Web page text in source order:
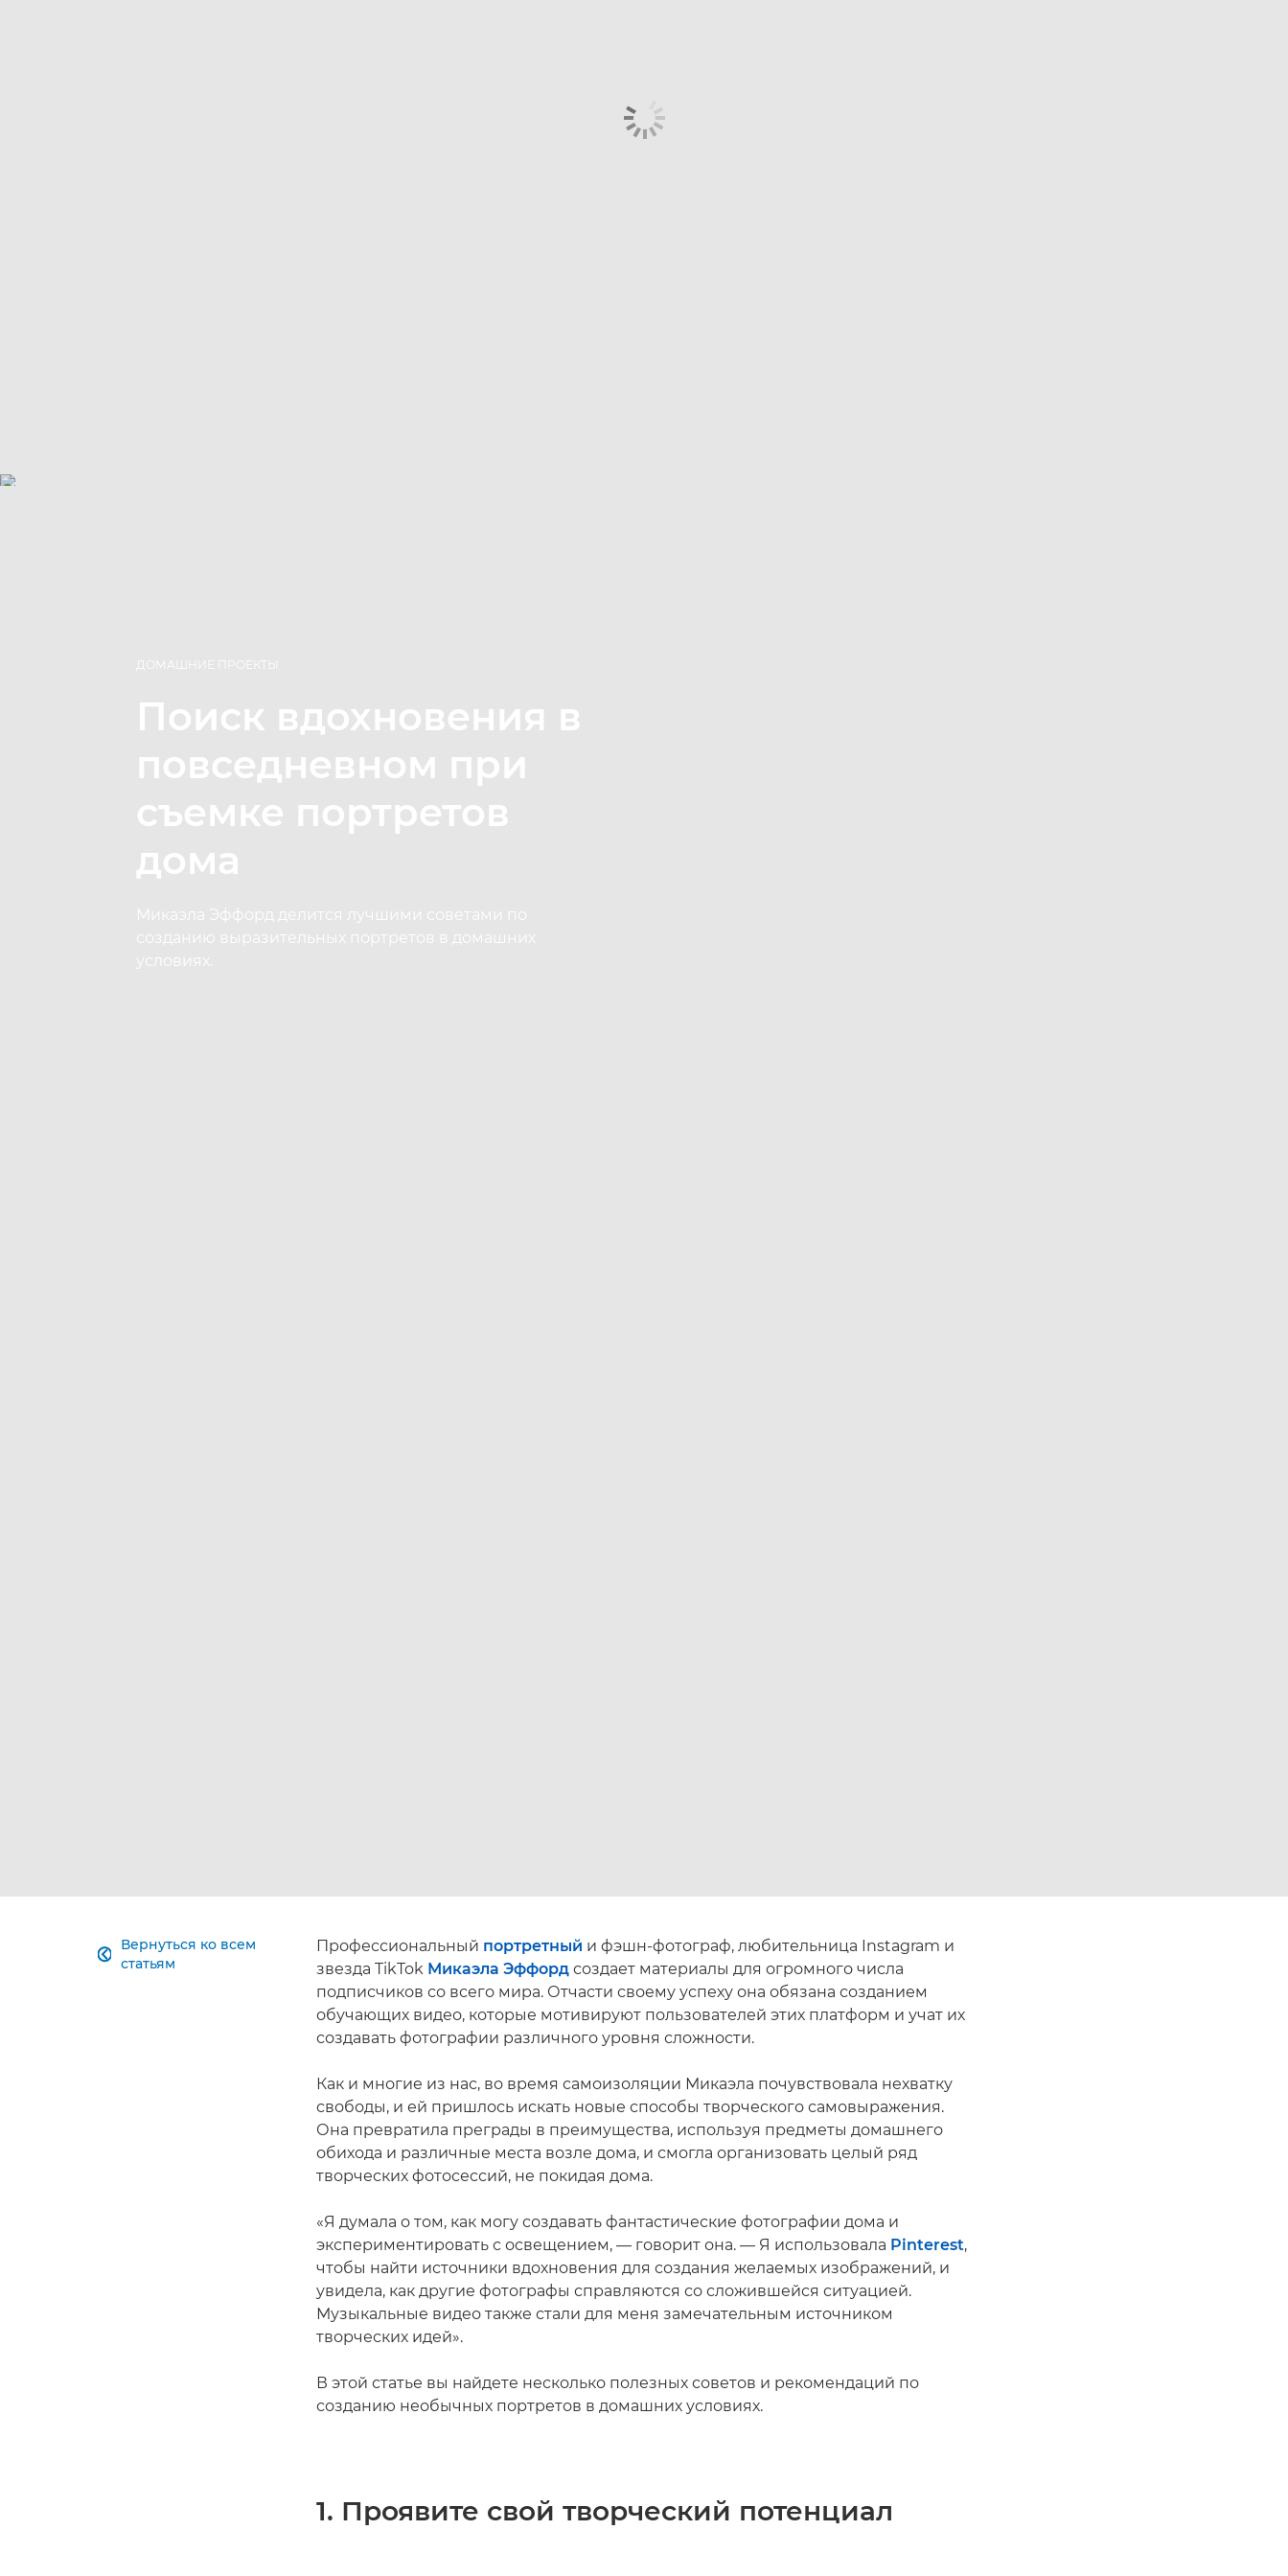
ДОМАШНИЕ ПРОЕКТЫ
Поиск вдохновения в
повседневном при
съемке портретов
дома
Микаэла Эффорд делится лучшими советами по
созданию выразительных портретов в домашних
условиях.
Вернуться ко всем
статьям
 Профессиональный портретный и фэшн-фотограф, любительница Instagram и
звезда TikTok Микаэла Эффорд создает материалы для огромного числа
подписчиков со всего мира. Отчасти своему успеху она обязана созданием
обучающих видео, которые мотивируют пользователей этих платформ и учат их
создавать фотографии различного уровня сложности.
Как и многие из нас, во время самоизоляции Микаэла почувствовала нехватку
свободы, и ей пришлось искать новые способы творческого самовыражения.
Она превратила преграды в преимущества, используя предметы домашнего
обихода и различные места возле дома, и смогла организовать целый ряд
творческих фотосессий, не покидая дома.
«Я думала о том, как могу создавать фантастические фотографии дома и
экспериментировать с освещением, — говорит она. — Я использовала Pinterest,
чтобы найти источники вдохновения для создания желаемых изображений, и
увидела, как другие фотографы справляются со сложившейся ситуацией.
Музыкальные видео также стали для меня замечательным источником
творческих идей».
В этой статье вы найдете несколько полезных советов и рекомендаций по
созданию необычных портретов в домашних условиях.
1. Проявите свой творческий потенциал